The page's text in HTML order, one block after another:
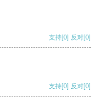
支持[0] 反对[0]
支持[0] 反对[0]